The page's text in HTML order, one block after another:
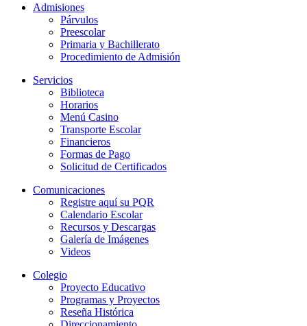
Admisiones
Párvulos
Preescolar
Primaria y Bachillerato
Procedimiento de Admisión
Servicios
Biblioteca
Horarios
Menú Casino
Transporte Escolar
Financieros
Formas de Pago
Solicitud de Certificados
Comunicaciones
Registre aquí su PQR
Calendario Escolar
Recursos y Descargas
Galería de Imágenes
Videos
Colegio
Proyecto Educativo
Programas y Proyectos
Reseña Histórica